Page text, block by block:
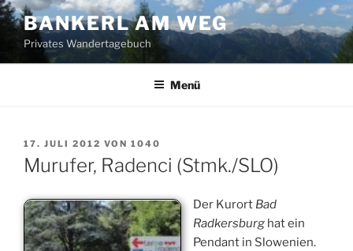
Zum
Inhalt
springen
BANKERL AM WEG
Privates Wandertagebuch
Menü
VERÖFFENTLICHT
AM
17. JULI 2012 VON 1040
Murufer, Radenci (Stmk./SLO)
Der Kurort Bad
Radkersburg hat ein
Pendant in Slowenien.